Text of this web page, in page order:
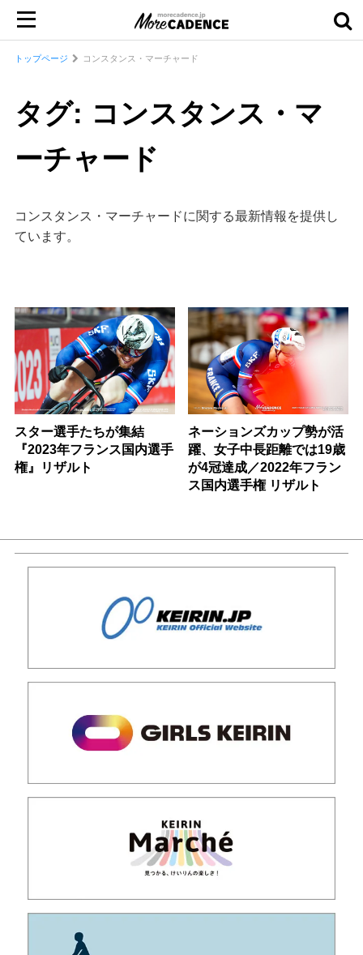
トップページ コンスタンス・マーチャード
タグ: コンスタンス・マ
ーチャード
コンスタンス・マーチャードに関する最新情報を提供し
ています。
スター選手たちが集結
『2023年フランス国内選手
権』リザルト
ネーションズカップ勢が活
躍、女子中長距離では19歳
が4冠達成／2022年フラン
ス国内選手権 リザルト